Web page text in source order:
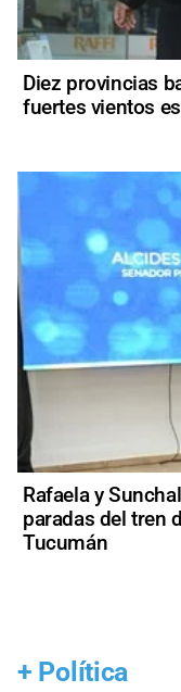
Diez provincias
fuertes vientos
Rafaela y
paradas del tren
Tucumán
+ Política